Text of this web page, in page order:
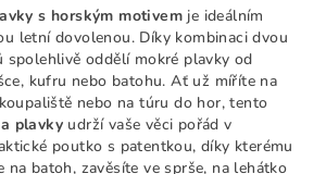
s horským motivem je ideálním
letní dovolenou. Díky kombinaci dvou
spolehlivě oddělí mokré plavky od
kufru nebo batohu. Ať už míříte na
nebo na túru do hor, tento
plavky udrží vaše věci pořád v
poutko s patentkou, díky kterému
na batoh, zavěsíte ve sprše, na lehátko